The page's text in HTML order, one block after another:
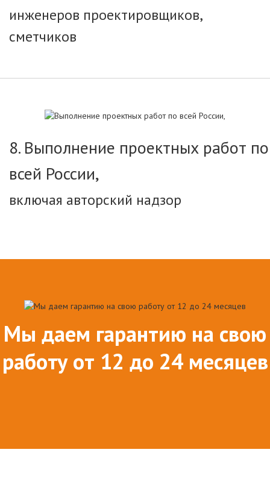
инженеров проектировщиков,
сметчиков
8. Выполнение проектных работ по
всей России,
включая авторский надзор
Мы даем гарантию на свою
работу от 12 до 24 месяцев